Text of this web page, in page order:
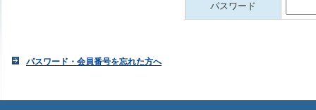
パスワード
パスワード・会員番号を忘れた方へ